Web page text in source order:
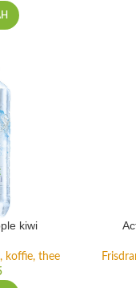
kiwi
koffie, thee